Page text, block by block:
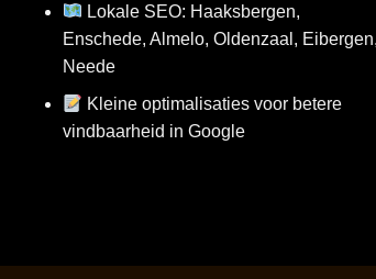
Lokale SEO: Haaksbergen,
Enschede, Almelo, Oldenzaal, Eibergen,
Neede
Kleine optimalisaties voor betere
vindbaarheid in Google